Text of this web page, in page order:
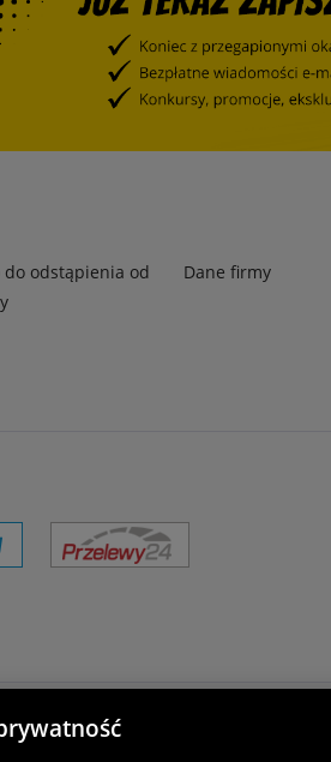
do odstąpienia od
Dane firmy
Jesteśmy wyjątkowi